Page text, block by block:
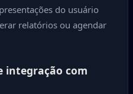
do usuário
relatórios ou agendar
integração com